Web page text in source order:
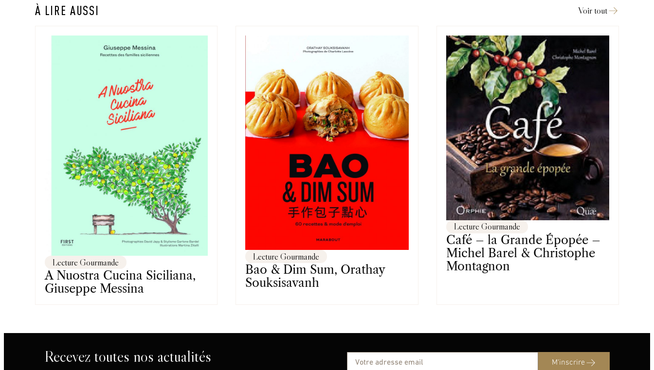
À LIRE AUSSI Voir tout
Lecture Gourmande
A Nuostra Cucina Siciliana,
Giuseppe Messina
Lecture Gourmande
Bao & Dim Sum, Orathay
Souksisavanh
Lecture Gourmande
Café – la Grande Épopée –
Michel Barel & Christophe
Montagnon
Recevez toutes nos actualités M'inscrire